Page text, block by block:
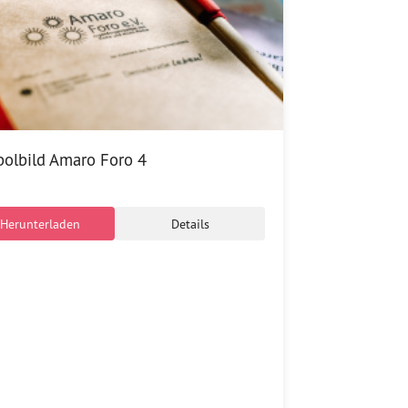
Amaro Foro 4
Herunterladen Details